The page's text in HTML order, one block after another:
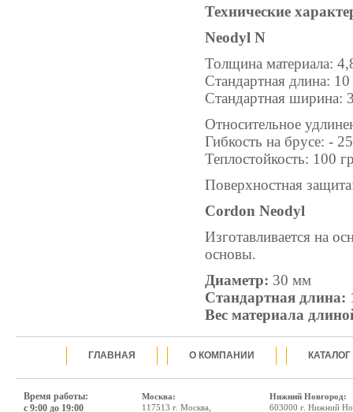
Технические
Neodyl N
Толщина материала:
Стандартная длина:
Стандартная ширина:
Относительное
Гибкость на брусе: -
Теплостойкость: 100
Поверхностная
Cordon Neodyl
Изготавливается на
основы.
Диаметр: 30 мм
Стандартная длина:
Вес материала
ГЛАВНАЯ О КОМПАНИИ КАТАЛОГ
Время работы:
с 9:00 до 19:00
Москва:
117513 г. Москва,
Нижний Новгород:
603000 г. Нижний